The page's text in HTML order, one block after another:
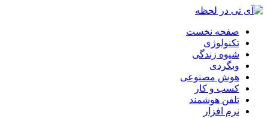
صفحه نخست
تکنولوژی
شیوه زندگی
وبگردی
هوش مصنوعی
کسب و کار
تلفن هوشمند
نرم افزار